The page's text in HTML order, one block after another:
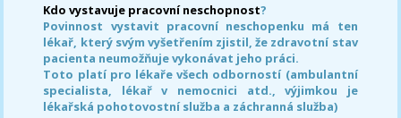
Kdo vystavuje pracovní neschopnost?
Povinnost vystavit pracovní neschopenku má ten
lékař, který svým vyšetřením zjistil, že zdravotní stav
pacienta neumožňuje vykonávat jeho práci.
Toto platí pro lékaře všech odborností (ambulantní
specialista, lékař v nemocnici atd., výjimkou je
lékařská pohotovostní služba a záchranná služba)